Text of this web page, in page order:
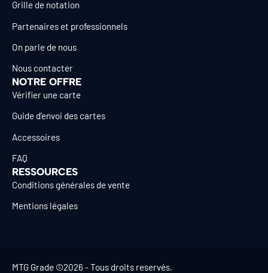
Grille de notation
Partenaires et professionnels
On parle de nous
Nous contacter
NOTRE OFFRE
Vérifier une carte
Guide d’envoi des cartes
Accessoires
FAQ
RESSOURCES
Conditions générales de vente
Mentions légales
MTG Grade ©2026 - Tous droits reservés.